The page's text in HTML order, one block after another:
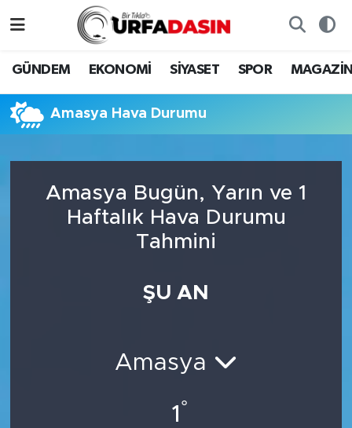
GÜNDEM EKONOMİ SİYASET SPOR
Amasya Hava Durumu
Amasya Bugün, Yarın ve 1
Haftalık Hava Durumu
Tahmini
ŞU AN
Amasya
1 °
MAGAZİN
Nöbetçi Eczaneler
Süper Lig Puan Durumu ve Fikstür
Son Dakika Haberleri